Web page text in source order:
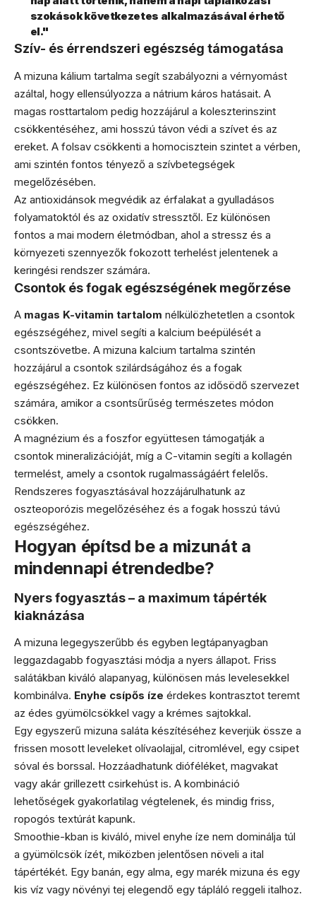
szokások következetes alkalmazásával érhető
el."
Szív- és érrendszeri egészség támogatása
A mizuna kálium tartalma segít szabályozni a vérnyomást
azáltal, hogy ellensúlyozza a nátrium káros hatásait. A
magas rosttartalom pedig hozzájárul a koleszterinszint
csökkentéséhez, ami hosszú távon védi a szívet és az
ereket. A folsav csökkenti a homocisztein szintet a vérben,
ami szintén fontos tényező a szívbetegségek
megelőzésében.
Az antioxidánsok megvédik az érfalakat a gyulladásos
folyamatoktól és az oxidatív stressztől. Ez különösen
fontos a mai modern életmódban, ahol a stressz és a
környezeti szennyezők fokozott terhelést jelentenek a
keringési rendszer számára.
Csontok és fogak egészségének megőrzése
A magas K-vitamin tartalom nélkülözhetetlen a csontok
egészségéhez, mivel segíti a kalcium beépülését a
csontszövetbe. A mizuna kalcium tartalma szintén
hozzájárul a csontok szilárdságához és a fogak
egészségéhez. Ez különösen fontos az idősödő szervezet
számára, amikor a csontsűrűség természetes módon
csökken.
A magnézium és a foszfor együttesen támogatják a
csontok mineralizációját, míg a C-vitamin segíti a kollagén
termelést, amely a csontok rugalmasságáért felelős.
Rendszeres fogyasztásával hozzájárulhatunk az
oszteoporózis megelőzéséhez és a fogak hosszú távú
egészségéhez.
Hogyan építsd be a mizunát a
mindennapi étrendedbe?
Nyers fogyasztás – a maximum tápérték
kiaknázása
A mizuna legegyszerűbb és egyben legtápanyagban
leggazdagabb fogyasztási módja a nyers állapot. Friss
salátákban kiváló alapanyag, különösen más levelesekkel
kombinálva. Enyhe csípős íze érdekes kontrasztot teremt
az édes gyümölcsökkel vagy a krémes sajtokkal.
Egy egyszerű mizuna saláta készítéséhez keverjük össze a
frissen mosott leveleket olívaolajjal, citromlével, egy csipet
sóval és borssal. Hozzáadhatunk dióféléket, magvakat
vagy akár grillezett csirkehúst is. A kombináció
lehetőségek gyakorlatilag végtelenek, és mindig friss,
ropogós textúrát kapunk.
Smoothie-kban is kiváló, mivel enyhe íze nem dominálja túl
a gyümölcsök ízét, miközben jelentősen növeli a ital
tápértékét. Egy banán, egy alma, egy marék mizuna és egy
kis víz vagy növényi tej elegendő egy tápláló reggeli italhoz.